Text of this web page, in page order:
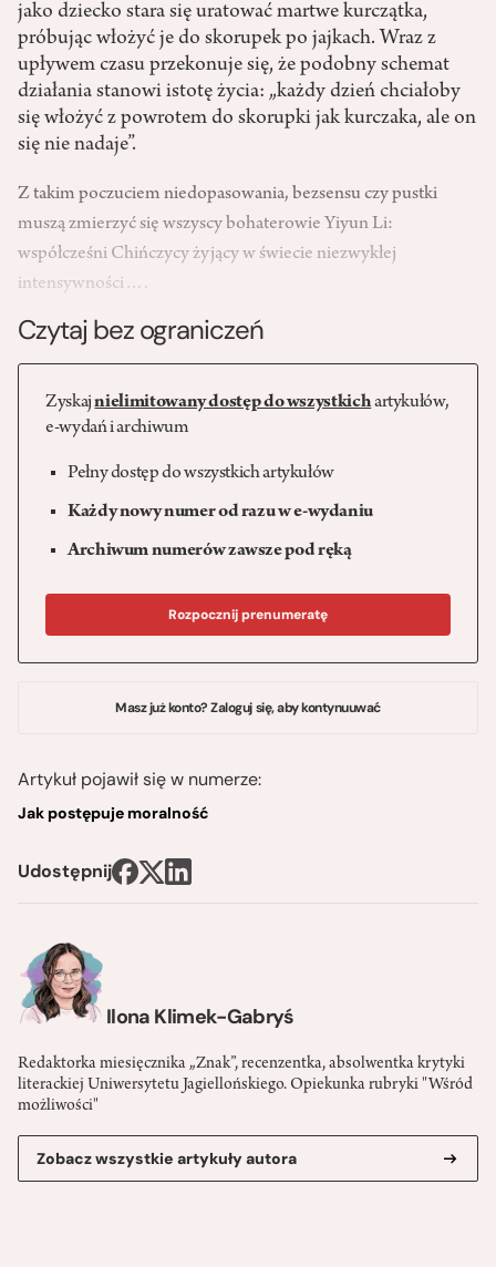
Ilona Klimek-Gabryś
Redaktorka miesięcznika „Znak”, recenzentka, absolwentka krytyki
literackiej Uniwersytetu Jagiellońskiego. Opiekunka rubryki "Wśród
możliwości"
Zobacz wszystkie artykuły autora
jako dziecko stara się uratować martwe kurczątka,
próbując włożyć je do skorupek po jajkach. Wraz z
upływem czasu przekonuje się, że podobny schemat
działania stanowi istotę życia: „każdy dzień chciałoby
się włożyć z powrotem do skorupki jak kurczaka, ale on
się nie nadaje”.
Z takim poczuciem niedopasowania, bezsensu czy pustki
muszą zmierzyć się wszyscy bohaterowie Yiyun Li:
współcześni Chińczycy żyjący w świecie niezwykłej
intensywności….
Czytaj bez ograniczeń
Zyskajnielimitowany dostęp do wszystkichartykułów,
e-wydań i archiwum
Pełny dostęp do wszystkich artykułów
Każdy nowy numer od razu w e-wydaniu
Archiwum numerów zawsze pod ręką
Rozpocznij prenumeratę
Masz już konto? Zaloguj się, aby kontynuuwać
Artykuł pojawił się w numerze:
Jak postępuje moralność
Udostępnij